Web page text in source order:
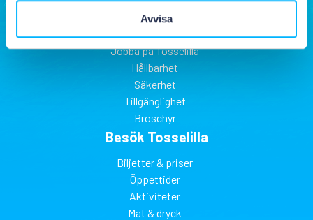
Avvisa
Om Tosselilla
Hitta till Tosselilla
Jobba på Tosselilla
Hållbarhet
Säkerhet
Tillgänglighet
Broschyr
Besök Tosselilla
Biljetter & priser
Öppettider
Aktiviteter
Mat & dryck